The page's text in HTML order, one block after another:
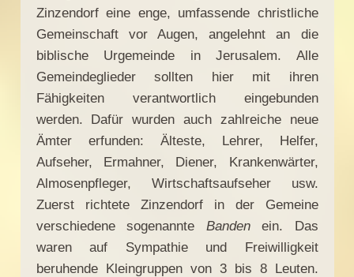
Zinzendorf eine enge, umfassende christliche
Gemeinschaft vor Augen, angelehnt an die
biblische Urgemeinde in Jerusalem. Alle
Gemeindeglieder sollten hier mit ihren
Fähigkeiten verantwortlich eingebunden
werden. Dafür wurden auch zahlreiche neue
Ämter erfunden: Älteste, Lehrer, Helfer,
Aufseher, Ermahner, Diener, Krankenwärter,
Almosenpfleger, Wirtschaftsaufseher usw.
Zuerst richtete Zinzendorf in der Gemeine
verschiedene sogenannte Bandenein. Das
waren auf Sympathie und Freiwilligkeit
beruhende Kleingruppen von 3 bis 8 Leuten.